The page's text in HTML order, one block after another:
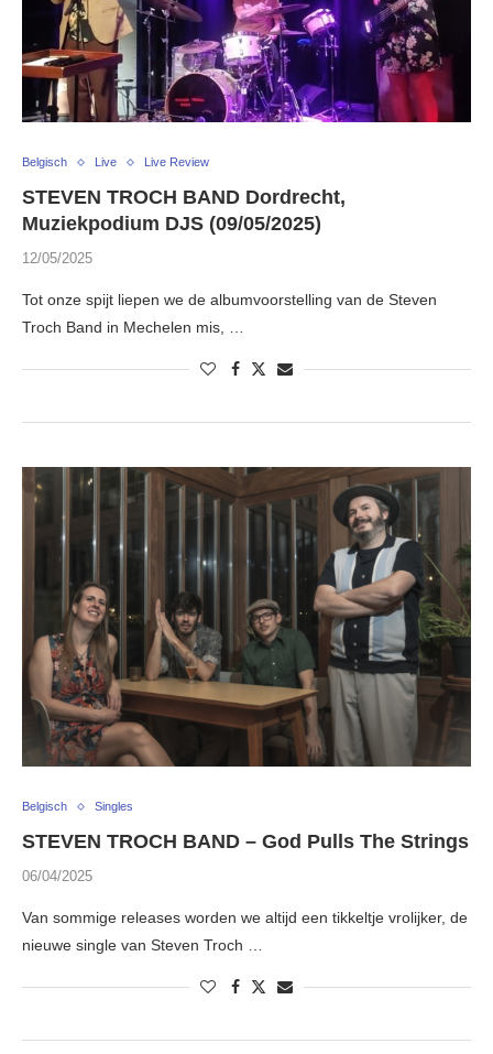
Belgisch Live Live Review
STEVEN TROCH BAND Dordrecht,
Muziekpodium DJS (09/05/2025)
12/05/2025
Tot onze spijt liepen we de albumvoorstelling van de Steven
Troch Band in Mechelen mis, …
Belgisch Singles
STEVEN TROCH BAND – God Pulls The Strings
06/04/2025
Van sommige releases worden we altijd een tikkeltje vrolijker, de
nieuwe single van Steven Troch …